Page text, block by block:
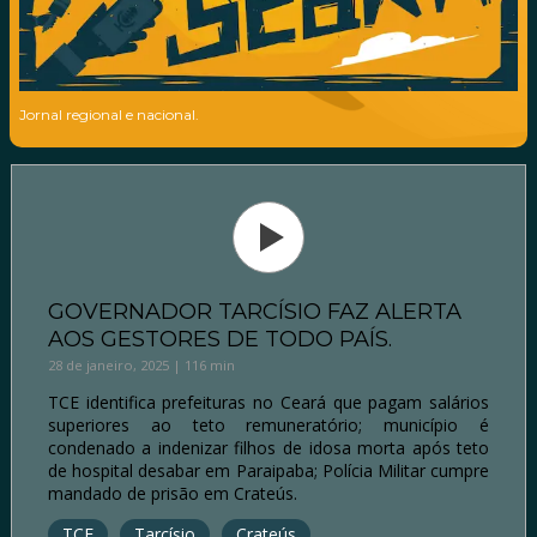
Jornal regional e nacional.
GOVERNADOR TARCÍSIO FAZ ALERTA
AOS GESTORES DE TODO PAÍS.
28 de janeiro, 2025 | 116 min
TCE identifica prefeituras no Ceará que pagam salários
superiores ao teto remuneratório; município é
condenado a indenizar filhos de idosa morta após teto
de hospital desabar em Paraipaba; Polícia Militar cumpre
mandado de prisão em Crateús.